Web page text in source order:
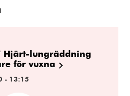
Hjärt-lungräddning
för vuxna
- 13:15